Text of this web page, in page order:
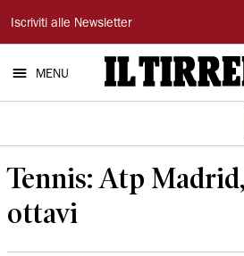
Il
Tirreno
Iscriviti alle Newsletter
MENU
Tennis: Atp
ottavi